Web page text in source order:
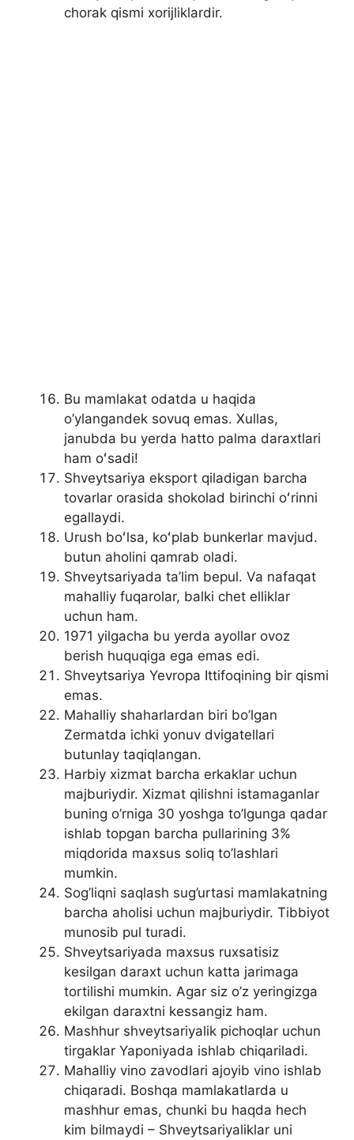
chorak qismi xorijliklardir.
Bu mamlakat odatda u haqida
o’ylangandek sovuq emas. Xullas,
janubda bu yerda hatto palma daraxtlari
ham oʻsadi!
Shveytsariya eksport qiladigan barcha
tovarlar orasida shokolad birinchi oʻrinni
egallaydi.
Urush boʻlsa, koʻplab bunkerlar mavjud.
butun aholini qamrab oladi.
Shveytsariyada ta’lim bepul. Va nafaqat
mahalliy fuqarolar, balki chet elliklar
uchun ham.
1971 yilgacha bu yerda ayollar ovoz
berish huquqiga ega emas edi.
Shveytsariya Yevropa Ittifoqining bir qismi
emas.
Mahalliy shaharlardan biri bo’lgan
Zermatda ichki yonuv dvigatellari
butunlay taqiqlangan.
Harbiy xizmat barcha erkaklar uchun
majburiydir. Xizmat qilishni istamaganlar
buning o’rniga 30 yoshga to’lgunga qadar
ishlab topgan barcha pullarining 3%
miqdorida maxsus soliq to’lashlari
mumkin.
Sog’liqni saqlash sug’urtasi mamlakatning
barcha aholisi uchun majburiydir. Tibbiyot
munosib pul turadi.
Shveytsariyada maxsus ruxsatisiz
kesilgan daraxt uchun katta jarimaga
tortilishi mumkin. Agar siz o’z yeringizga
ekilgan daraxtni kessangiz ham.
Mashhur shveytsariyalik pichoqlar uchun
tirgaklar Yaponiyada ishlab chiqariladi.
Mahalliy vino zavodlari ajoyib vino ishlab
chiqaradi. Boshqa mamlakatlarda u
mashhur emas, chunki bu haqda hech
kim bilmaydi – Shveytsariyaliklar uni